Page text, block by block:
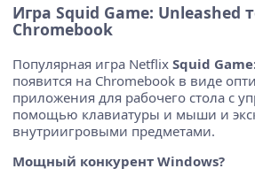
Игра Squid Game: Unleashed
Chromebook
Популярная игра Netflix Squid
появится на Chromebook в виде
приложения для рабочего стола с
помощью клавиатуры и мыши и
внутриигровыми предметами.
Мощный конкурент Windows?